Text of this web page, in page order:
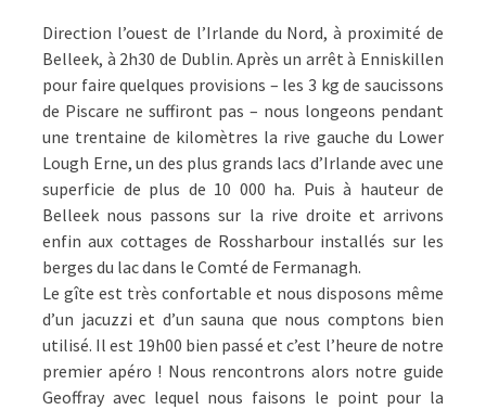
Direction l’ouest de l’Irlande du Nord, à proximité de
Belleek, à 2h30 de Dublin. Après un arrêt à Enniskillen
pour faire quelques provisions – les 3 kg de saucissons
de Piscare ne suffiront pas – nous longeons pendant
une trentaine de kilomètres la rive gauche du Lower
Lough Erne, un des plus grands lacs d’Irlande avec une
superficie de plus de 10 000 ha. Puis à hauteur de
Belleek nous passons sur la rive droite et arrivons
enfin aux cottages de Rossharbour installés sur les
berges du lac dans le Comté de Fermanagh.
Le gîte est très confortable et nous disposons même
d’un jacuzzi et d’un sauna que nous comptons bien
utilisé. Il est 19h00 bien passé et c’est l’heure de notre
premier apéro ! Nous rencontrons alors notre guide
Geoffray avec lequel nous faisons le point pour la